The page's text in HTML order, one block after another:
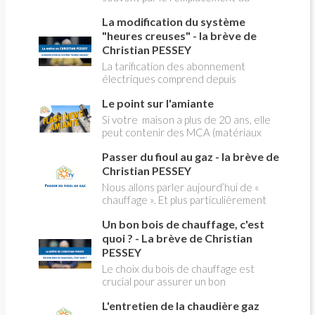
expliquer
La modification du système
"heures creuses" - la brève de
Christian PESSEY
La tarification des abonnement
électriques comprend depuis
pleines, heures creuses. Aujourd'hui
Christian PESSEY vous explique tout
ce qu'il faut savoir sur la nouvelle
modification du système "heures
creuses" qui concerne près de 15
millions de Français !
Le point sur l'amiante
Si votre maison a plus de 20 ans, elle
peut contenir des MCA (matériaux
panique, on fait le point dans notre
flash news n°3 spéciale Amiante et
ses dangers avec Christian Pessey
Passer du fioul au gaz - la brève de
Christian PESSEY
Nous allons parler aujourd’hui de «
chauffage ». Et plus particulièrement
aborder l’abandon du fioul au profit du
gaz.
Un bon bois de chauffage, c'est
quoi ? - La brève de Christian
PESSEY
Le choix du bois de chauffage est
crucial pour assurer un bon
l'impact environnemental. Mais
L'entretien de la chaudière gaz